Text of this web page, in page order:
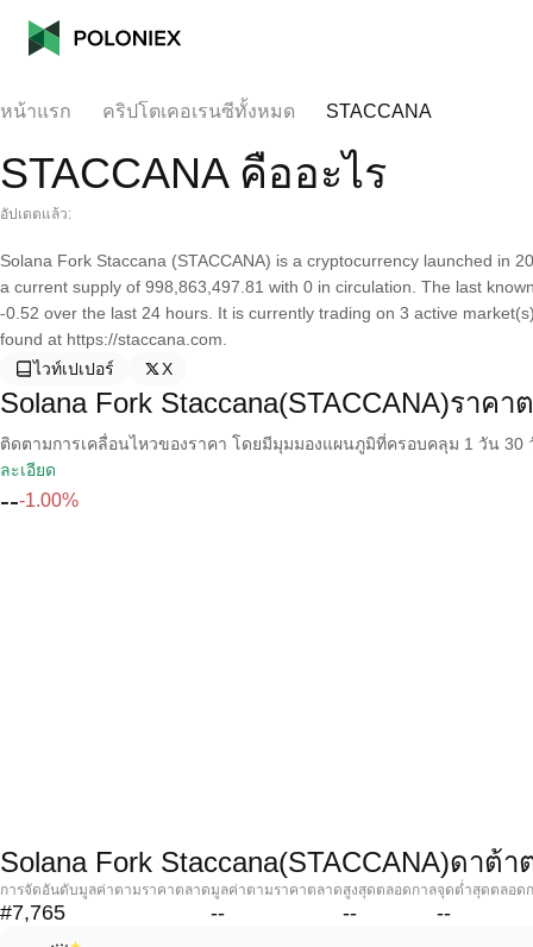
หน้าแรก คริปโตเคอเรนซีทั้งหมด STACCANA
STACCANA คืออะไร
อัปเดตแล้ว:
Solana Fork Staccana (STACCANA) is a cryptocurrency launched in
a current supply of 998,863,497.81 with 0 in circulation. The last
-0.52 over the last 24 hours. It is currently trading on 3 active
found at https://staccana.com.
ไวท์เปเปอร์
X
Solana Fork Staccana(STACCANA)ราคา
ติดตามการเคลื่อนไหวของราคา โดยมีมุมมองแผนภูมิที่ครอบคลุม 1 วัน 30
ละเอียด
---1.00%
Solana Fork Staccana(STACCANA)ดาต้า
การจัดอันดับมูลค่าตามราคาตลาด
#7,765
มูลค่าตามราคาตลาด
--
สูงสุดตลอดกาล
--
จุดต่ำสุดตลอด
--